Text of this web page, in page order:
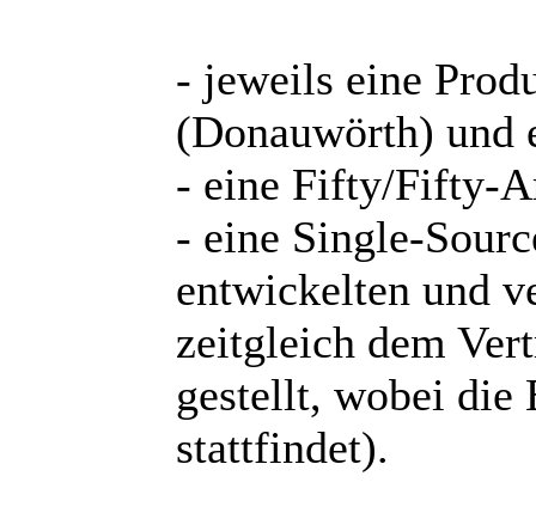
- jeweils eine
(Donauwörth) und
- eine Fifty/Fifty-
- eine Single-
entwickelten und
zeitgleich dem
gestellt, wobei die
stattfindet).